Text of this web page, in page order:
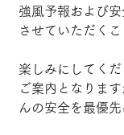
強風予報および
させていただくこ
楽しみにしてく
ご案内となりま
んの安全を最優先